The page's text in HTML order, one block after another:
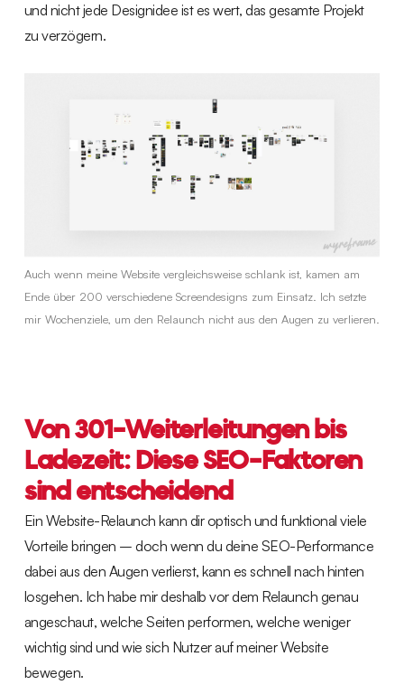
und nicht jede Designidee ist es wert, das gesamte Projekt
zu verzögern.
Auch wenn meine Website vergleichsweise schlank ist, kamen am
Ende über 200 verschiedene Screendesigns zum Einsatz. Ich setzte
mir Wochenziele, um den Relaunch nicht aus den Augen zu verlieren.
Von 301-Weiterleitungen bis
Ladezeit: Diese SEO-Faktoren
sind entscheidend
Ein Website-Relaunch kann dir optisch und funktional viele
Vorteile bringen – doch wenn du deine SEO-Performance
dabei aus den Augen verlierst, kann es schnell nach hinten
losgehen. Ich habe mir deshalb vor dem Relaunch genau
angeschaut, welche Seiten performen, welche weniger
wichtig sind und wie sich Nutzer auf meiner Website
bewegen.